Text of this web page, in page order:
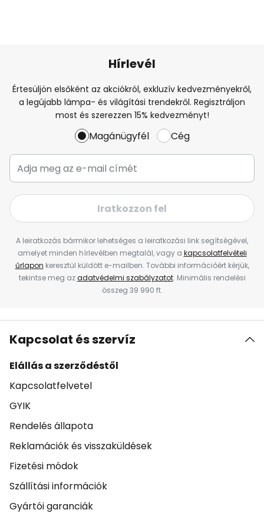
Hírlevél
Értesüljön elsőként az akciókról, exkluzív kedvezményekről,
a legújabb lámpa- és világítási trendekről. Regisztráljon
most és szerezzen 15% kedvezményt!
Magánügyfél Cég
Iratkozzon fel
A leiratkozás bármikor lehetséges a leiratkozási link segítségével,
amelyet minden hírlevélben megtalál, vagy a kapcsolatfelvételi
űrlapon keresztül küldött e-mailben. További információért kérjük,
tekintse meg azadatvédelmi szabályzatot. Minimális rendelési
összeg 39 990 ft.
Kapcsolat és szervíz
Elállás a szerződéstől
Kapcsolatfelvetel
GYIK
Rendelés állapota
Reklamációk és visszaküldések
Fizetési módok
Szállítási információk
Gyártói garanciák